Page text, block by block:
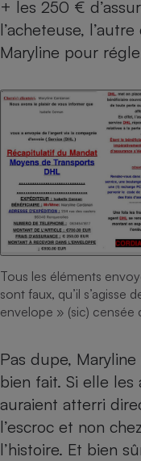
+ les 250 €
l’acheteuse,
Maryline pour
Tous les éléments
sont faux, qu’il s’agisse
envelope » (sic) censée
Pas dupe, Maryline
bien fait. Si elle
auraient atterri
l’escroc et non
l’histoire. Et bien